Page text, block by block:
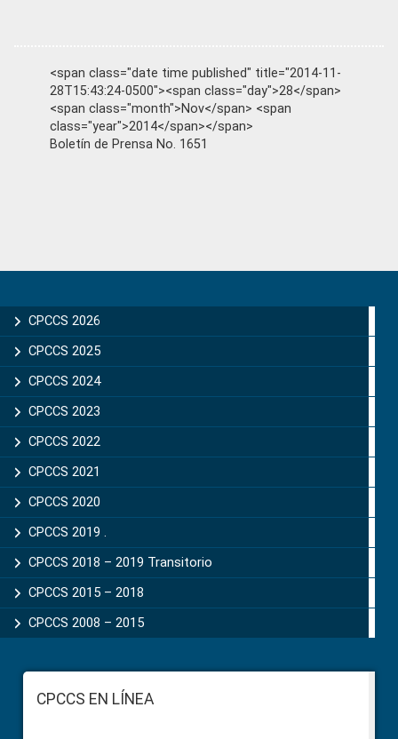
<span class="date time published" title="2014-11-
28T15:43:24-0500"><span class="day">28</span>
<span class="month">Nov</span> <span
class="year">2014</span></span>
Boletín de Prensa No. 1651
Sidebar
CPCCS 2026
CPCCS 2025
CPCCS 2024
CPCCS 2023
CPCCS 2022
CPCCS 2021
CPCCS 2020
CPCCS 2019 .
CPCCS 2018 – 2019 Transitorio
CPCCS 2015 – 2018
CPCCS 2008 – 2015
FooterCPCCS EN LÍNEA